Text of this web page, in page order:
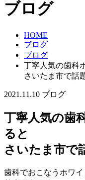
ブログ
HOME
ブログ
ブログ
丁寧人気の歯科
さいたま市で話
2021.11.10 ブログ
丁寧人気の歯
ると
さいたま市で
歯科でおこなうホワ